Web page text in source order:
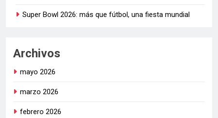
Super Bowl 2026: más que fútbol, una fiesta mundial
Archivos
mayo 2026
marzo 2026
febrero 2026